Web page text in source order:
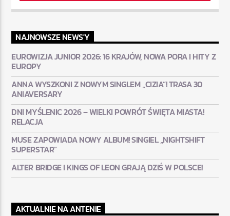
NAJNOWSZE NEWS'Y
EUROWIZJA JUNIOR 2026: 16 KRAJÓW, NOWA PORA I HITY Z
EUROPY
ANNA WYSZKONI Z NOWYM SINGLEM „CIZIA”! TRASA 30
ANIAVERSARY
DNI MYŚLENIC 2026 – WIELKI POWRÓT ŚWIĘTA MIASTA!
RELACJA
MUSE ZAPOWIADA NOWY ALBUM! SINGIEL „NIGHTSHIFT
SUPERSTAR”
ALTER BRIDGE I KINGS OF LEON GRAJĄ DZIŚ W POLSCE!
AKTUALNIE NA ANTENIE